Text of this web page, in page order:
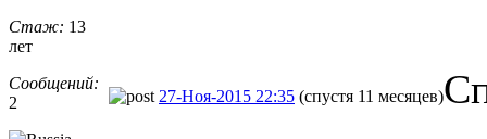
Стаж: 13
лет
Сообщений:
2
27-Ноя-2015 22:35 (спустя 11 месяцев)